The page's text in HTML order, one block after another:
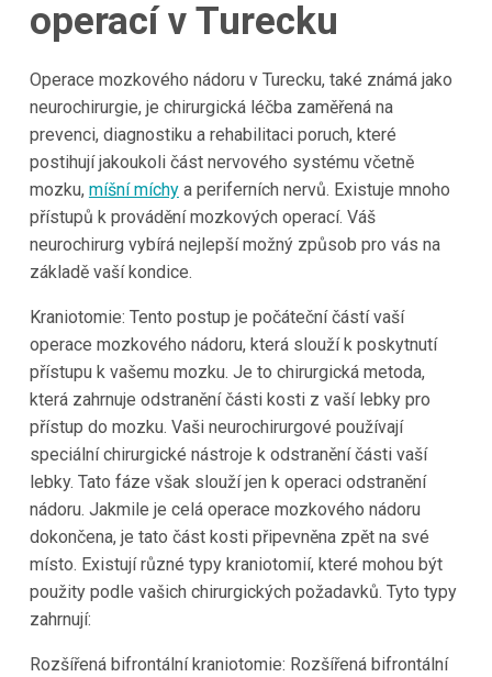
operací vTurecku
Operace mozkového nádoru v Turecku, také známá jako
neurochirurgie, je chirurgická léčba zaměřená na
prevenci, diagnostiku a rehabilitaci poruch, které
postihují jakoukoli část nervového systému včetně
mozku, míšní míchya periferních nervů. Existuje mnoho
přístupů k provádění mozkových operací. Váš
neurochirurg vybírá nejlepší možný způsob pro vás na
základě vaší kondice.
Kraniotomie: Tento postup je počáteční částí vaší
operace mozkového nádoru, která slouží k poskytnutí
přístupu k vašemu mozku. Je to chirurgická metoda,
která zahrnuje odstranění části kosti z vaší lebky pro
přístup do mozku. Vaši neurochirurgové používají
speciální chirurgické nástroje k odstranění části vaší
lebky. Tato fáze však slouží jen k operaci odstranění
nádoru. Jakmile je celá operace mozkového nádoru
dokončena, je tato část kosti připevněna zpět na své
místo. Existují různé typy kraniotomií, které mohou být
použity podle vašich chirurgických požadavků. Tyto typy
zahrnují:
Rozšířená bifrontální kraniotomie: Rozšířená bifrontální